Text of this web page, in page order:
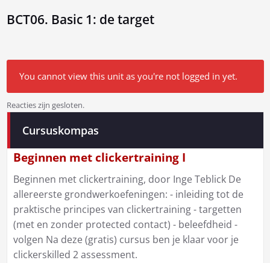
BCT06. Basic 1: de target
You cannot view this unit as you're not logged in yet.
Bericht
navigatie
Reacties zijn gesloten.
Cursuskompas
Beginnen met clickertraining I
Beginnen met clickertraining, door Inge Teblick De
allereerste grondwerkoefeningen: - inleiding tot de
praktische principes van clickertraining - targetten
(met en zonder protected contact) - beleefdheid -
volgen Na deze (gratis) cursus ben je klaar voor je
clickerskilled 2 assessment.